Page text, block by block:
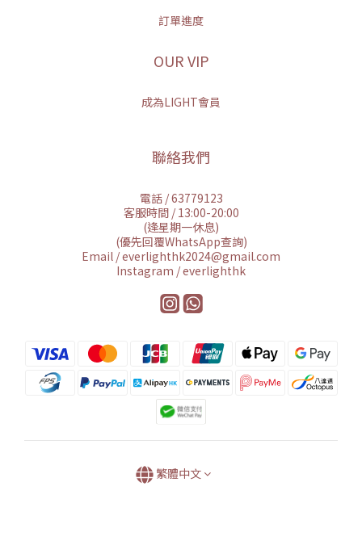
訂單進度
OUR VIP
成為LIGHT會員
聯絡我們
電話 / 63779123
客服時間 / 13:00-20:00
(逢星期一休息)
(優先回覆WhatsApp查詢)
Email / everlighthk2024@gmail.com
Instagram / everlighthk
繁體中文